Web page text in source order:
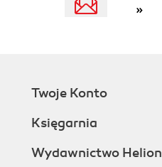
»
Twoje Konto
Księgarnia
Wydawnictwo Helion